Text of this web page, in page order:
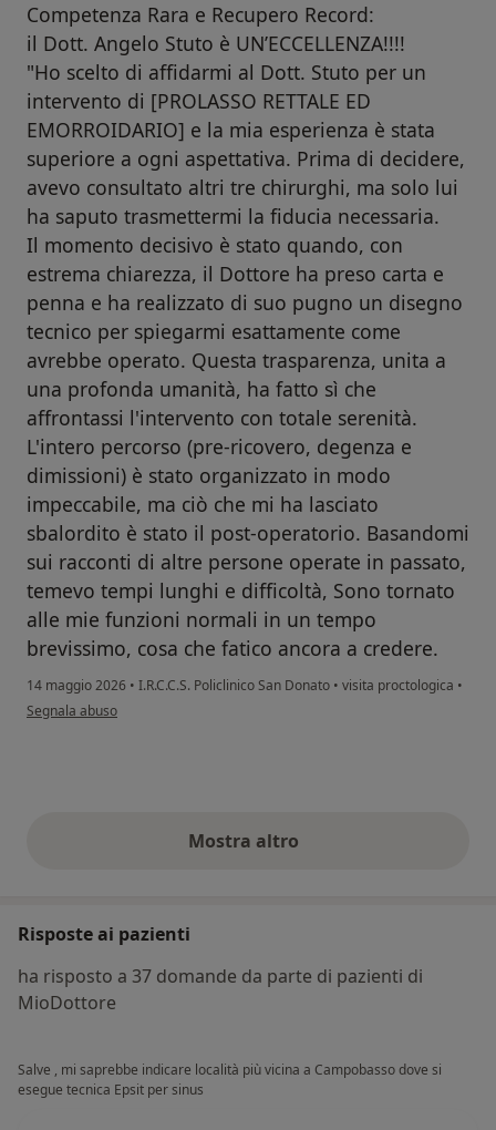
Competenza Rara e Recupero Record:
il Dott. Angelo Stuto è UN’ECCELLENZA!!!!
"Ho scelto di affidarmi al Dott. Stuto per un
intervento di [PROLASSO RETTALE ED
EMORROIDARIO] e la mia esperienza è stata
superiore a ogni aspettativa. Prima di decidere,
avevo consultato altri tre chirurghi, ma solo lui
ha saputo trasmettermi la fiducia necessaria.
Il momento decisivo è stato quando, con
estrema chiarezza, il Dottore ha preso carta e
penna e ha realizzato di suo pugno un disegno
tecnico per spiegarmi esattamente come
avrebbe operato. Questa trasparenza, unita a
una profonda umanità, ha fatto sì che
affrontassi l'intervento con totale serenità.
L'intero percorso (pre-ricovero, degenza e
dimissioni) è stato organizzato in modo
impeccabile, ma ciò che mi ha lasciato
sbalordito è stato il post-operatorio. Basandomi
sui racconti di altre persone operate in passato,
temevo tempi lunghi e difficoltà, Sono tornato
alle mie funzioni normali in un tempo
brevissimo, cosa che fatico ancora a credere.
14 maggio 2026 • I.R.C.C.S. Policlinico San Donato • visita proctologica •
secondo l'opinione dell'utente SB
Segnala abuso
Mostra altroopinioni di cui sopra
Risposte ai pazienti
ha risposto a 37 domande da parte di pazienti di
MioDottore
Salve , mi saprebbe indicare località più vicina a Campobasso dove si
esegue tecnica Epsit per sinus